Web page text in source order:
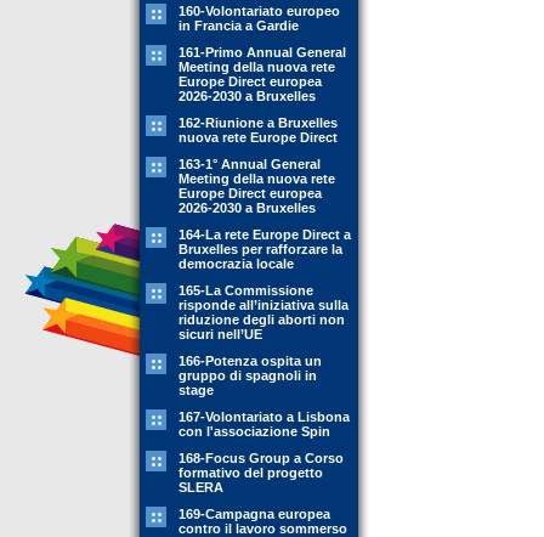
160-Volontariato europeo
in Francia a Gardie
161-Primo Annual General
Meeting della nuova rete
Europe Direct europea
2026-2030 a Bruxelles
162-Riunione a Bruxelles
nuova rete Europe Direct
163-1° Annual General
Meeting della nuova rete
Europe Direct europea
2026-2030 a Bruxelles
164-La rete Europe Direct a
Bruxelles per rafforzare la
democrazia locale
165-La Commissione
risponde all’iniziativa sulla
riduzione degli aborti non
sicuri nell’UE
166-Potenza ospita un
gruppo di spagnoli in
stage
167-Volontariato a Lisbona
con l'associazione Spin
168-Focus Group a Corso
formativo del progetto
SLERA
169-Campagna europea
contro il lavoro sommerso